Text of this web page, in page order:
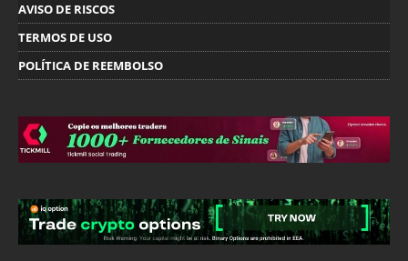
AVISO DE RISCOS
TERMOS DE USO
POLÍTICA DE REEMBOLSO